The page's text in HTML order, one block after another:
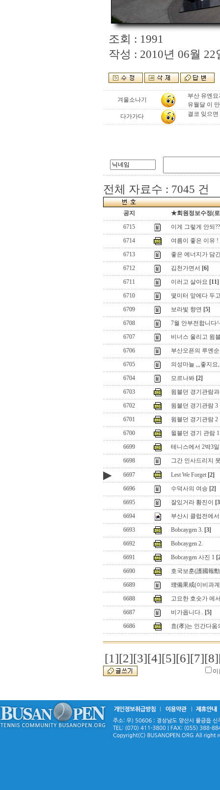
조회 : 1991
작성 : 2010년 06월 22
겨울소나기
부산 유엔
유월달 이
다가가다
결코 잊으
전체 자료수 : 7045 건
공지
★회원정보수정(
6715
이게 그렇게 안되
6714
여름이 좋은 이유 !
6713
좋은 에너지가 담
6712
김천가면서 [6]
6711
이러고 살아요 [11]
6710
몇미터 앞에다 두
6709
보라빛 향연 [5]
6708
7월 안부전합니다
6707
비너스 울리고 윔
6706
부산오픈의 루옌
6705
의성마늘 ,,,좋지요,
6704
모르나봐 [2]
6703
윔블던 경기관람
6702
윔블던 경기관람 3
6701
윔블던 경기관람 2
6700
윌블던 경기 관람 1
6699
테니스에서 2박3
6698
그간 인사드리지
▶ 6697 Lest We Forget [2]
6696
수덕사의 여승 [2]
6695
잘있거라 황진이
6694
부산시 클럽전에
6693
Bobcaygen 3. [3]
6692
Bobcaygen 2.
6691
Bobcaygen 사진 1
6690
호국보훈(護國報
6689
理備果戒(이비과
6688
고요한 호숫가 에
6687
비가옵니다.. [5]
6686
효(孝)는 인간다움
[1][2][3][4][5][6][7][8]